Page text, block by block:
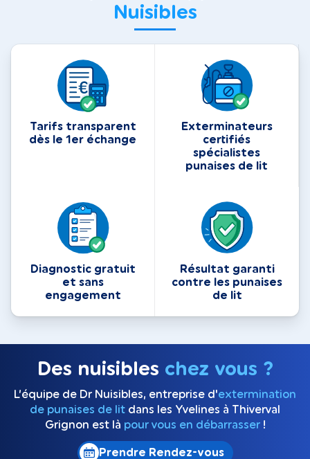
Nuisibles
Tarifs transparent
dès le 1er échange
Exterminateurs
certifiés
spécialistes
punaises de lit
Diagnostic gratuit
et sans
engagement
Résultat garanti
contre les punaises
de lit
Des nuisibles chez vous ?
L’équipe de Dr Nuisibles, entreprise d'extermination
de punaises de lit dans les Yvelines à Thiverval
Grignon est là pour vous en débarrasser!
Prendre Rendez-vous